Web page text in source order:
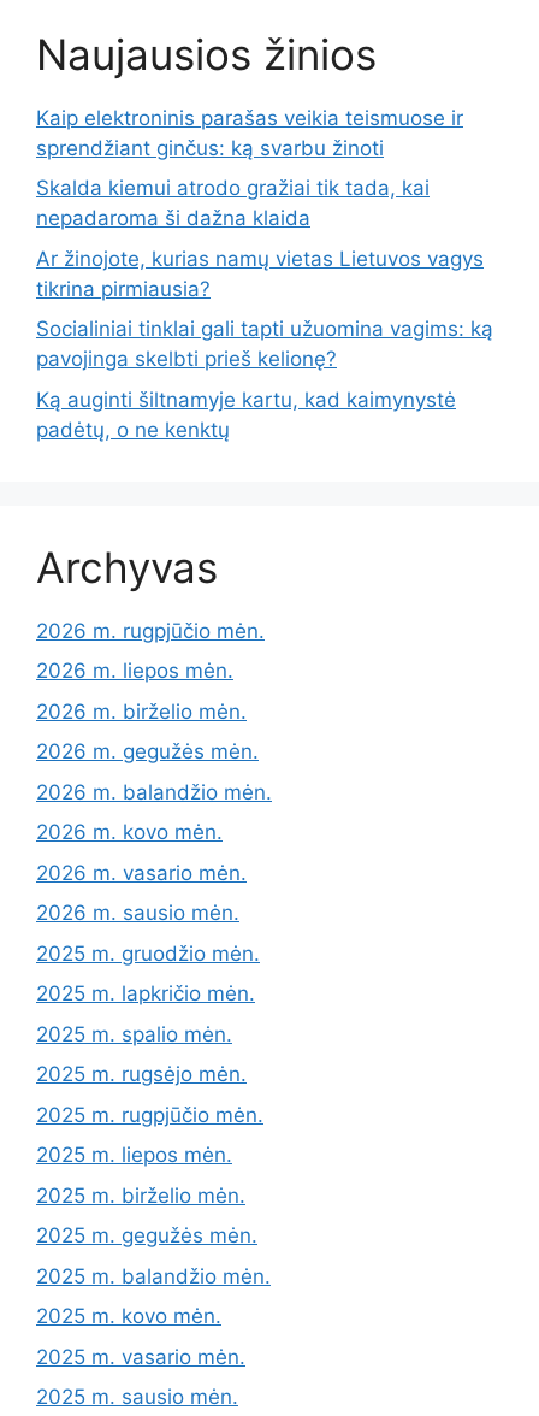
Naujausios žinios
Kaip elektroninis parašas veikia teismuose ir
sprendžiant ginčus: ką svarbu žinoti
Skalda kiemui atrodo gražiai tik tada, kai
nepadaroma ši dažna klaida
Ar žinojote, kurias namų vietas Lietuvos vagys
tikrina pirmiausia?
Socialiniai tinklai gali tapti užuomina vagims: ką
pavojinga skelbti prieš kelionę?
Ką auginti šiltnamyje kartu, kad kaimynystė
padėtų, o ne kenktų
Archyvas
2026 m. rugpjūčio mėn.
2026 m. liepos mėn.
2026 m. birželio mėn.
2026 m. gegužės mėn.
2026 m. balandžio mėn.
2026 m. kovo mėn.
2026 m. vasario mėn.
2026 m. sausio mėn.
2025 m. gruodžio mėn.
2025 m. lapkričio mėn.
2025 m. spalio mėn.
2025 m. rugsėjo mėn.
2025 m. rugpjūčio mėn.
2025 m. liepos mėn.
2025 m. birželio mėn.
2025 m. gegužės mėn.
2025 m. balandžio mėn.
2025 m. kovo mėn.
2025 m. vasario mėn.
2025 m. sausio mėn.